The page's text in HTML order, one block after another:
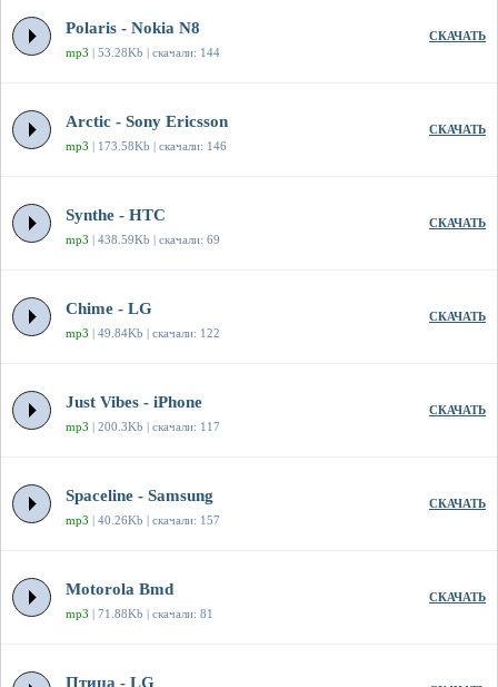
Polaris - Nokia N8
mp3 | 53.28Kb | скачали: 144
СКАЧАТЬ
Arctic - Sony Ericsson
mp3 | 173.58Kb | скачали: 146
СКАЧАТЬ
Synthe - HTC
mp3 | 438.59Kb | скачали: 69
СКАЧАТЬ
Chime - LG
mp3 | 49.84Kb | скачали: 122
СКАЧАТЬ
Just Vibes - iPhone
mp3 | 200.3Kb | скачали: 117
СКАЧАТЬ
Spaceline - Samsung
mp3 | 40.26Kb | скачали: 157
СКАЧАТЬ
Motorola Bmd
mp3 | 71.88Kb | скачали: 81
СКАЧАТЬ
Птица - LG